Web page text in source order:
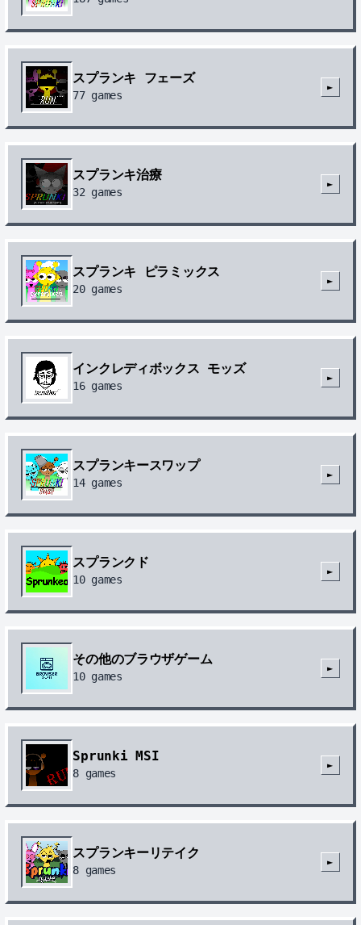
スプランキ フェーズ
77games
►
スプランキ治療
32 games
►
スプランキ ピラミックス
20games
►
インクレディボックス モッズ
16games
►
スプランキースワップ
14games
►
スプランクド
10games
►
その他のブラウザゲーム
10games
►
Sprunki MSI
8 games
►
スプランキーリテイク
8 games
►